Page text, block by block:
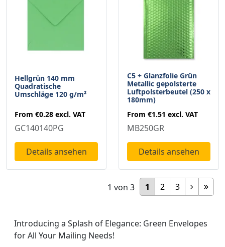
Hellgrün 140 mm
Quadratische
Umschläge 120 g/m²
From €0.28 excl. VAT
GC140140PG
Details ansehen
C5 + Glanzfolie Grün
Metallic gepolsterte
Luftpolsterbeutel (250 x
180mm)
From €1.51 excl. VAT
MB250GR
Details ansehen
1 2 3
1 von 3
Introducing a Splash of Elegance: Green Envelopes
for All Your Mailing Needs!